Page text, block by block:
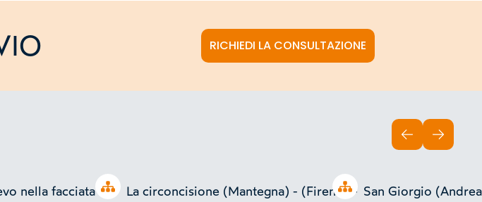
RICHIEDI LA CONSULTAZIONE
Open tree
nella facciata del
Open tree
La circoncisione (Mantegna) - (Firenze - San Giorgio
INDIETROAVANTI